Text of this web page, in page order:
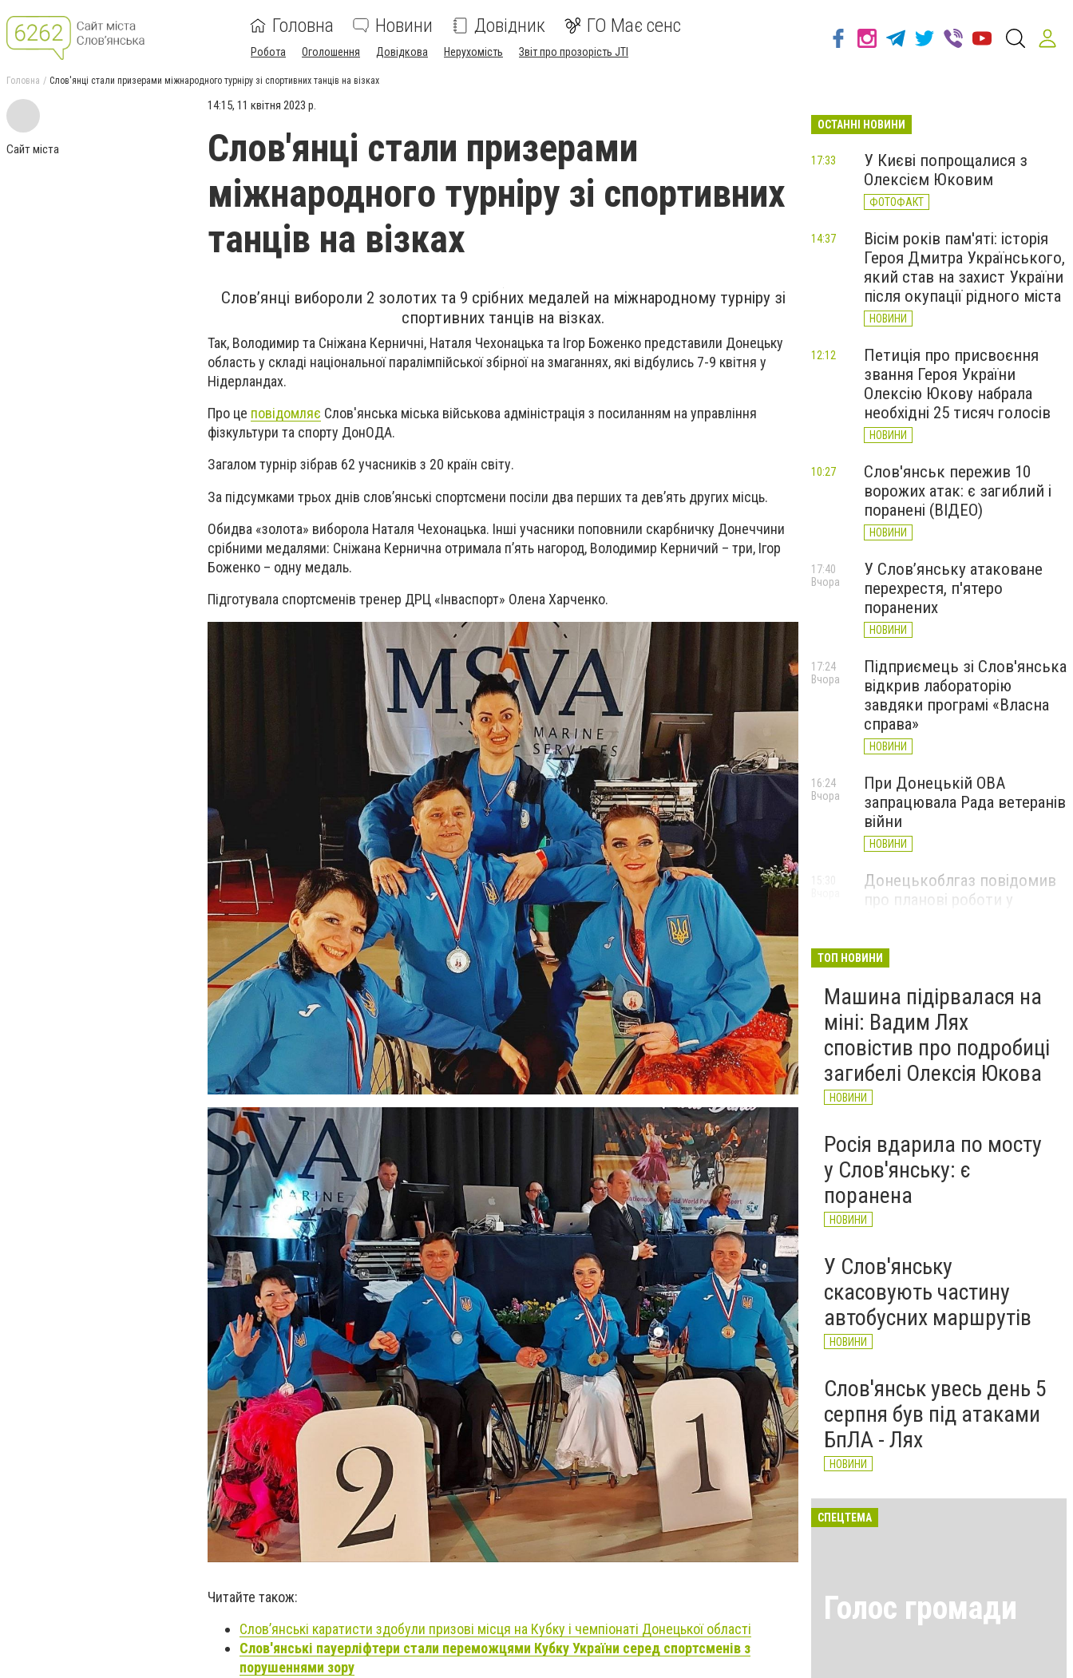
Головна Новини Довідник ГО Має сенс
Робота Оголошення Довідкова Нерухомість Звіт про прозорість JTI
Головна Слов'янці стали призерами міжнародного турніру зі спортивних танців на візках
Сайт міста
14:15, 11 квітня 2023 р.
Слов'янці стали призерами
міжнародного турніру зі спортивних
танців на візках
Слов’янці вибороли 2 золотих та 9 срібних медалей на міжнародному турніру зі
спортивних танців на візках.
Так, Володимир та Сніжана Керничні, Наталя Чехонацька та Ігор Боженко представили Донецьку
область у складі національної паралімпійської збірної на змаганнях, які відбулись 7-9 квітня у
Нідерландах.
Про це повідомляє Слов'янська міська військова адміністрація з посиланням на управління
фізкультури та спорту ДонОДА.
Загалом турнір зібрав 62 учасників з 20 країн світу.
За підсумками трьох днів слов’янські спортсмени посіли два перших та дев’ять других місць.
Обидва «золота» виборола Наталя Чехонацька. Інші учасники поповнили скарбничку Донеччини
срібними медалями: Сніжана Кернична отримала п’ять нагород, Володимир Керничий – три, Ігор
Боженко – одну медаль.
Підготувала спортсменів тренер ДРЦ «Інваспорт» Олена Харченко.
Читайте також:
Слов’янські каратисти здобули призові місця на Кубку і чемпіонаті Донецької області
Слов'янські пауерліфтери стали переможцями Кубку України серед спортсменів з
порушеннями зору
ОСТАННІ НОВИНИ
У Києві попрощалися з
Олексієм Юковим
ФОТОФАКТ
17:33
Вісім років пам'яті: історія
Героя Дмитра Українського,
який став на захист України
після окупації рідного міста
НОВИНИ
14:37
Петиція про присвоєння
звання Героя України
Олексію Юкову набрала
необхідні 25 тисяч голосів
НОВИНИ
12:12
Слов'янськ пережив 10
ворожих атак: є загиблий і
поранені (ВІДЕО)
НОВИНИ
10:27
У Слов’янську атаковане
перехрестя, п'ятеро
поранених
НОВИНИ
17:40
Вчора
Підприємець зі Слов'янська
відкрив лабораторію
завдяки програмі «Власна
справа»
НОВИНИ
17:24
Вчора
При Донецькій ОВА
запрацювала Рада ветеранів
війни
НОВИНИ
16:24
Вчора
Донецькоблгаз повідомив
про планові роботи у
НОВИНИ
15:30
ТОП НОВИНИ
Машина підірвалася на
міні: Вадим Лях
сповістив про подробиці
загибелі Олексія Юкова
НОВИНИ
Росія вдарила по мосту
у Слов'янську: є
поранена
НОВИНИ
У Слов'янську
скасовують частину
автобусних маршрутів
НОВИНИ
Слов'янськ увесь день 5
серпня був під атаками
БпЛА - Лях
НОВИНИ
СПЕЦТЕМА
Голос громади